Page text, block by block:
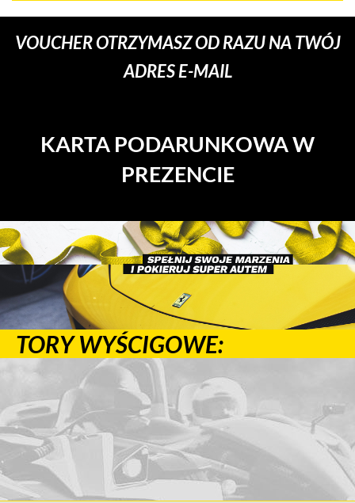
VOUCHER OTRZYMASZ OD RAZU NA TWÓJ
ADRES E-MAIL
KARTA PODARUNKOWA W
PREZENCIE
TORY WYŚCIGOWE: